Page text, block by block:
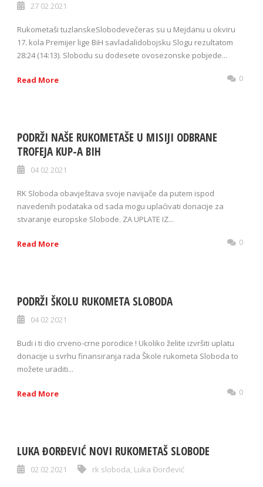
27 02 2021
Rukometaši tuzlanskeSlobodevečeras su u Mejdanu u okviru
17. kola Premijer lige BiH savladalidobojsku Slogu rezultatom
28:24 (14:13). Slobodu su dodesete ovosezonske pobjede...
Read More 0
PODRŽI NAŠE RUKOMETAŠE U MISIJI ODBRANE
TROFEJA KUP-A BIH
04 02 2021
RK Sloboda obavještava svoje navijače da putem ispod
navedenih podataka od sada mogu uplaćivati donacije za
stvaranje europske Slobode. ZA UPLATE IZ...
Read More 0
PODRŽI ŠKOLU RUKOMETA SLOBODA
04 02 2021
Budi i ti dio crveno-crne porodice ! Ukoliko želite izvršiti uplatu
donacije u svrhu finansiranja rada Škole rukometa Sloboda to
možete uraditi...
Read More 0
LUKA ĐORĐEVIĆ NOVI RUKOMETAŠ SLOBODE
02 02 2021 rk sloboda, Luka Đorđević